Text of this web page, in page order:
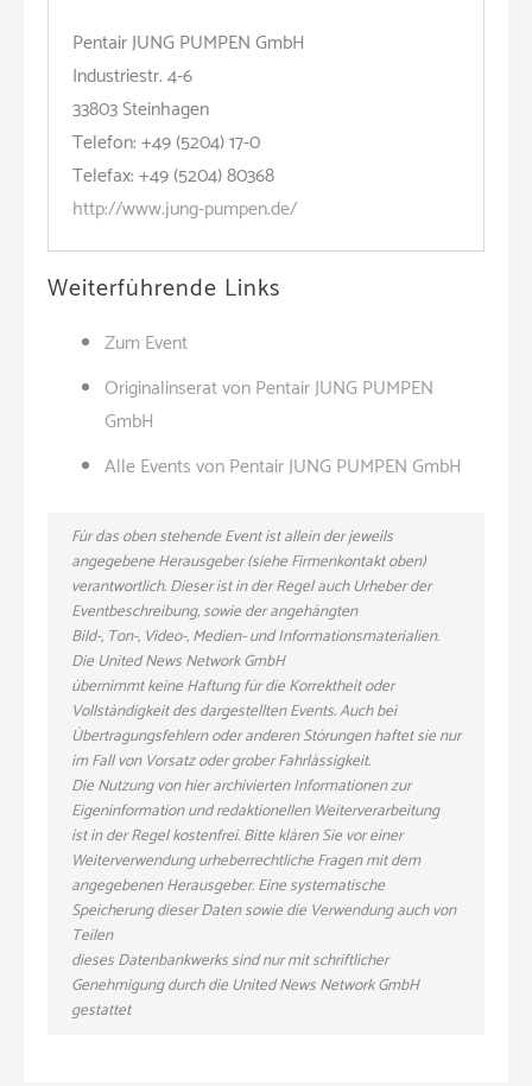
Pentair JUNG PUMPEN GmbH
Industriestr. 4-6
33803 Steinhagen
Telefon: +49 (5204) 17-0
Telefax: +49 (5204) 80368
http://www.jung-pumpen.de/
Weiterführende Links
Zum Event
Originalinserat von Pentair JUNG PUMPEN
GmbH
Alle Events von Pentair JUNG PUMPEN GmbH
Für das oben stehende Event ist allein der jeweils
angegebene Herausgeber (siehe Firmenkontakt oben)
verantwortlich. Dieser ist in der Regel auch Urheber der
Eventbeschreibung, sowie der angehängten
Bild-, Ton-, Video-, Medien- und Informationsmaterialien.
Die United News Network GmbH
übernimmt keine Haftung für die Korrektheit oder
Vollständigkeit des dargestellten Events. Auch bei
Übertragungsfehlern oder anderen Störungen haftet sie nur
im Fall von Vorsatz oder grober Fahrlässigkeit.
Die Nutzung von hier archivierten Informationen zur
Eigeninformation und redaktionellen Weiterverarbeitung
ist in der Regel kostenfrei. Bitte klären Sie vor einer
Weiterverwendung urheberrechtliche Fragen mit dem
angegebenen Herausgeber. Eine systematische
Speicherung dieser Daten sowie die Verwendung auch von
Teilen
dieses Datenbankwerks sind nur mit schriftlicher
Genehmigung durch die United News Network GmbH
gestattet